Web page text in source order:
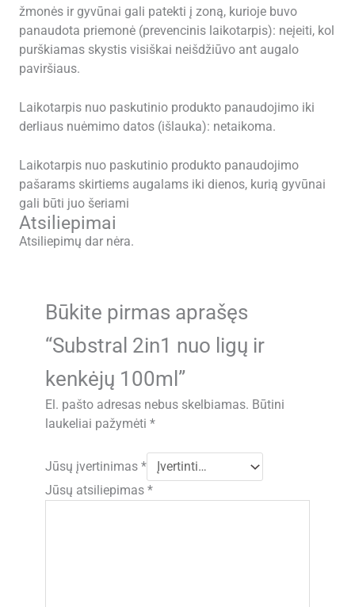
žmonės ir gyvūnai gali patekti į zoną, kurioje buvo
panaudota priemonė (prevencinis laikotarpis): neįeiti, kol
purškiamas skystis visiškai neišdžiūvo ant augalo
paviršiaus.
Laikotarpis nuo paskutinio produkto panaudojimo iki
derliaus nuėmimo datos (išlauka): netaikoma.
Laikotarpis nuo paskutinio produkto panaudojimo
pašarams skirtiems augalams iki dienos, kurią gyvūnai
gali būti juo šeriami
Atsiliepimai
Atsiliepimų dar nėra.
Būkite pirmas aprašęs
“Substral 2in1 nuo ligų ir
kenkėjų 100ml”
El. pašto adresas nebus skelbiamas. Būtini
laukeliai pažymėti*
Jūsų įvertinimas*
Jūsų atsiliepimas*